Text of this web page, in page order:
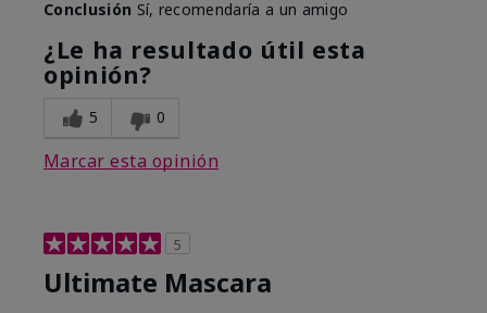
Conclusión Sí, recomendaría a un amigo
¿Le ha resultado útil esta
opinión?
5 0
Marcar esta opinión
5
Ultimate Mascara